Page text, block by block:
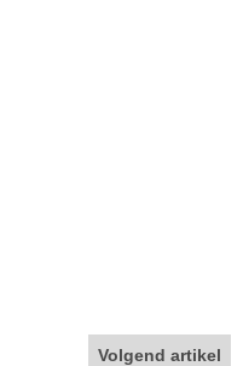
Volgend artikel